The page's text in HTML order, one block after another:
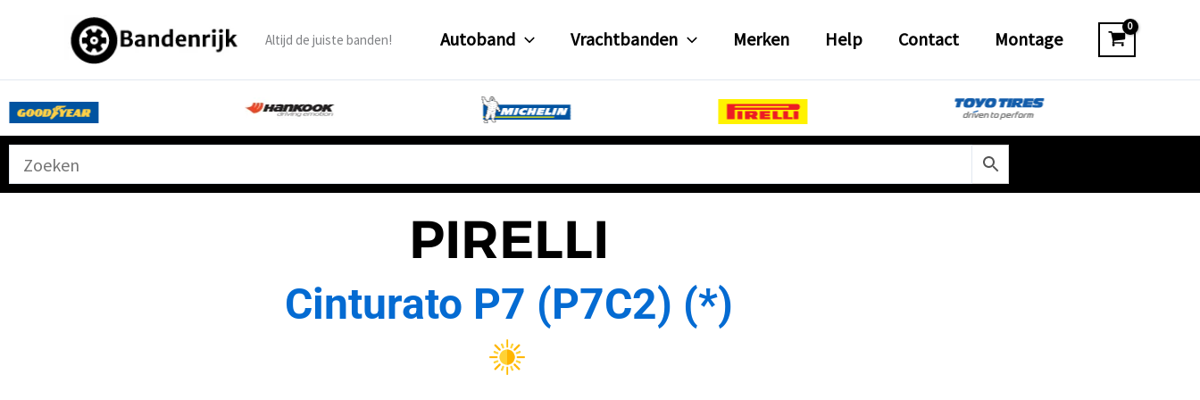
inhoud
Altijd de juiste banden! Autoband Vrachtbanden Merken Help Contact Montage
PIRELLI
Cinturato P7 (P7C2) (*)